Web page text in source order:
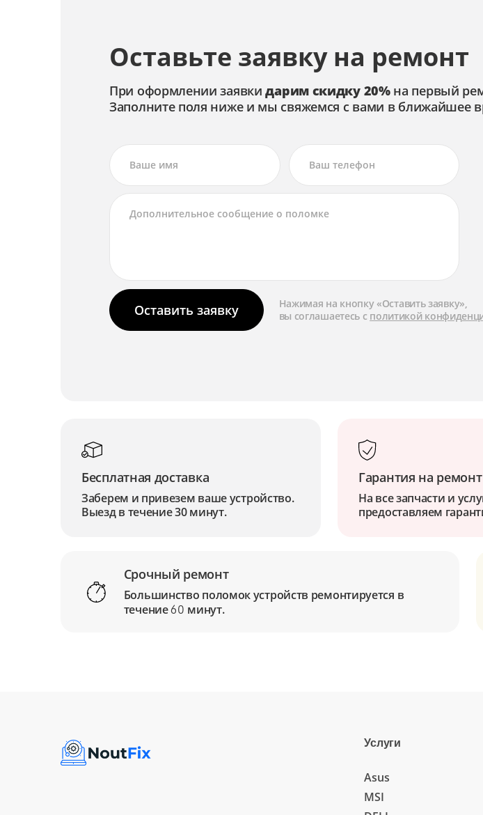
Оставьте заявку на ремонт
При оформлении заявкидарим скидку 20%на первый
Заполните поля ниже и мы свяжемся с вами в ближайшее
Оставить заявку
Нажимая на кнопку «Оставить заявку»,
вы соглашаетесь с политикой
Бесплатная доставка
Заберем и привезем ваше устройство.
Выезд в течение 30 минут.
Гарантия на ремонт
На все запчасти и
предоставляем
Срочный ремонт
Большинство поломок устройств ремонтируется в
течение 60 минут.
Услуги
Asus
MSI